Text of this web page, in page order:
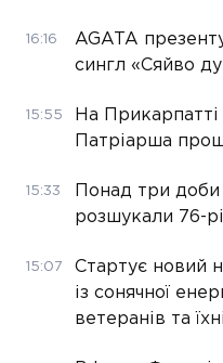
16:16
AGATA
сингл «Сяйво
15:55
На Прикарпатті
Патріарша
15:33
Понад три доби
розшукали 76-
15:07
Стартує новий
із сонячної
ветеранів та